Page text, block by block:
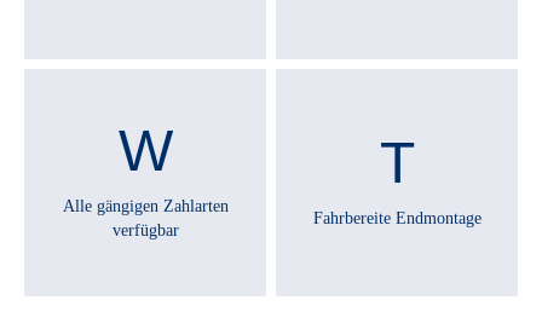
Selle Royal Essenza Plus
SATTELSTÜTZE :
Pegasus Alu 10mm Offset
SCHALTHEBEL :
Alle gängigen Zahlarten
verfügbar
Fahrbereite Endmontage